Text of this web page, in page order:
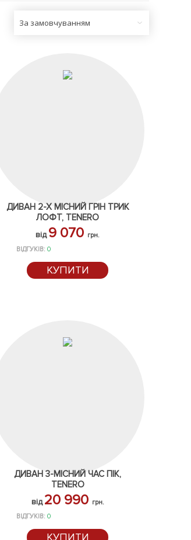
За замовчуванням
ДИВАН 2-Х МІСНИЙ ГРІН ТРИК
ЛОФТ, TENERO
від 9 070 грн.
ВІДГУКІВ: 0
КУПИТИ
ДИВАН 3-МІСНИЙ ЧАС ПІК,
TENERO
від 20 990 грн.
ВІДГУКІВ: 0
КУПИТИ